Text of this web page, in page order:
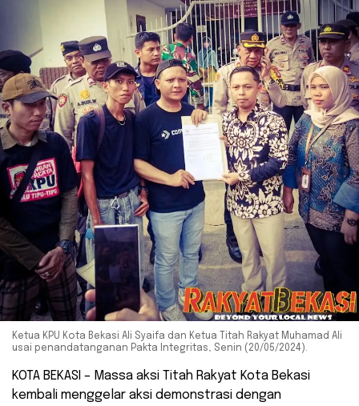
Ketua KPU Kota Bekasi Ali Syaifa dan Ketua Titah Rakyat Muhamad Ali
usai penandatanganan Pakta Integritas, Senin (20/05/2024).
KOTA BEKASI – Massa aksi Titah Rakyat Kota Bekasi
kembali menggelar aksi demonstrasi dengan